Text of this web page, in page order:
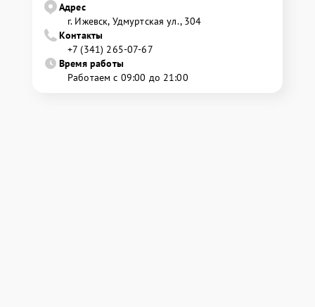
Адрес
г. Ижевск, Удмуртская ул., 304
Контакты
+7 (341) 265-07-67
Время работы
Работаем с 09:00 до 21:00